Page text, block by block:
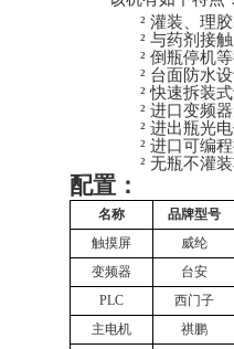
² 灌装、理
² 与药剂接
² 倒瓶停机
² 台面防水
² 快速拆装
² 进口变频
² 进出瓶光
² 进口可编
² 无瓶不灌
配置：
名称
品牌型号
触摸屏
威纶
变频器
台安
PLC
西门子
主电机
祺鹏